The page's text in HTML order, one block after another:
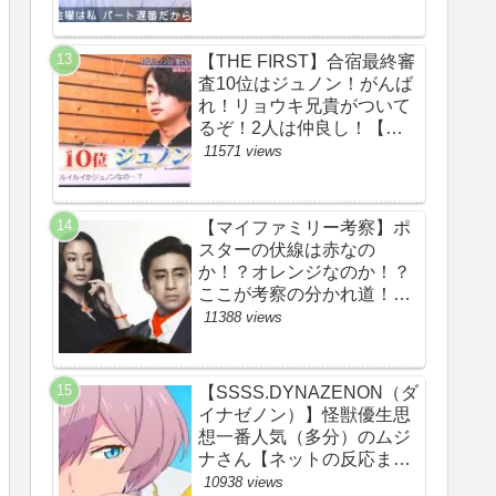
幕伏線まとめ】
【THE FIRST】合宿最終審
査10位はジュノン！がんば
れ！リョウキ兄貴がついて
るぞ！2人は仲良し！【ザ
ファースト・ネット・ツイ
リ・BE:FIRST・ビーファ
ースト・JUNON・
RYOKI】
11571 views
【マイファミリー考察】ポ
スターの伏線は赤なの
か！？オレンジなのか！？
ここが考察の分かれ道！
【ツイッターの考察ネタバ
じ伏線まとめ】
11388 views
【SSSS.DYNAZENON（ダ
イナゼノン）】怪獣優生思
想一番人気（多分）のムジ
ナさん【ネットの反応まと
め】
10938 views